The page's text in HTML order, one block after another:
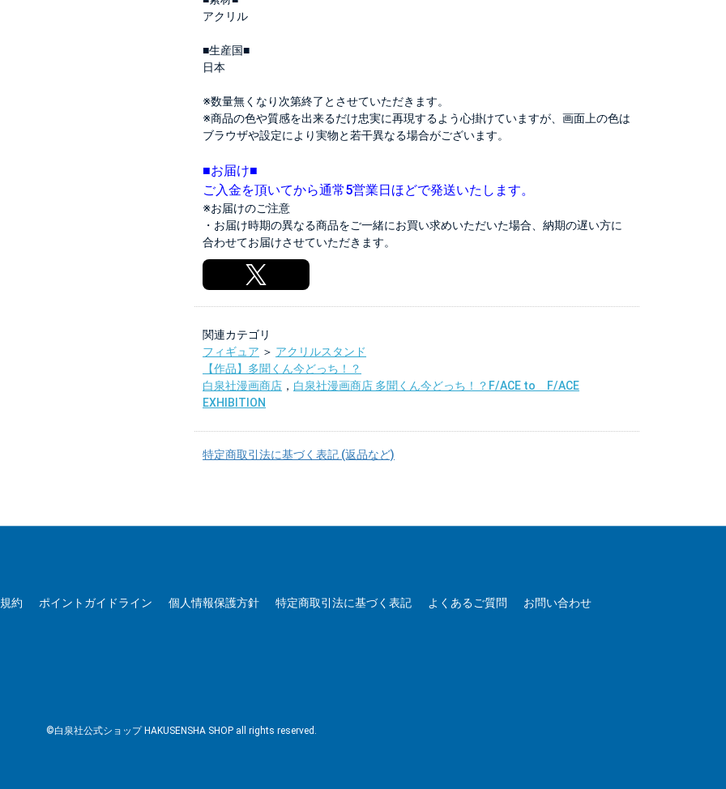
アクリル
■生産国■
日本
※数量無くなり次第終了とさせていただきます。
※商品の色や質感を出来るだけ忠実に再現するよう心掛けていますが、画面上の色は
ブラウザや設定により実物と若干異なる場合がございます。
■お届け■
ご入金を頂いてから通常5営業日ほどで発送いたします。
※お届けのご注意
・お届け時期の異なる商品をご一緒にお買い求めいただいた場合、納期の遅い方に
合わせてお届けさせていただきます。
関連カテゴリ
フィギュア ＞ アクリルスタンド
【作品】多聞くん今どっち！？
白泉社漫画商店 ， 白泉社漫画商店 多聞くん今どっち！？F/ACE to F/ACE
EXHIBITION
特定商取引法に基づく表記 (返品など)
約 ポイントガイドライン 個人情報保護方針 特定商取引法に基づく表記 よくあるご質問 お問い合わせ
©白泉社公式ショップ HAKUSENSHA SHOP all rights reserved.